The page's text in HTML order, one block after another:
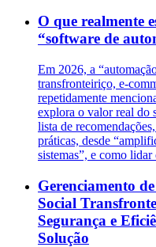
O que realmente
“software de
Em 2026, a
transfronteiriço, e-
repetidamente
explora o valor real do
lista de
práticas, desde
sistemas”, e como lidar
Gerenciamento
Social
Segurança e
Solução